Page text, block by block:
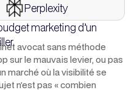
Perplexity
marketing d’un
avocat sans méthode
sur le mauvais levier, ou pas
marché où la visibilité se
n’est pas « combien